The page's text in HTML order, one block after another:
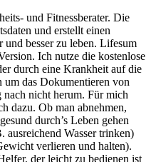
und Fitnessberater. Die
und erstellt einen
besser zu leben. Lifesum
Ich nutze die kostenlose
durch eine Krankheit auf die
um das Dokumentieren von
nicht herum. Für mich
dazu. Ob man abnehmen,
durch’s Leben gehen
Wasser trinken)
verlieren und halten).
der leicht zu bedienen ist